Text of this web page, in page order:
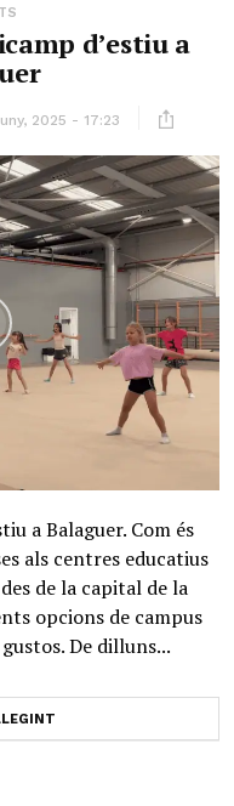
d’estiu a
2025 - 17:23
a Balaguer. Com és
als centres educatius
de la capital de la
opcions de campus
De dilluns...